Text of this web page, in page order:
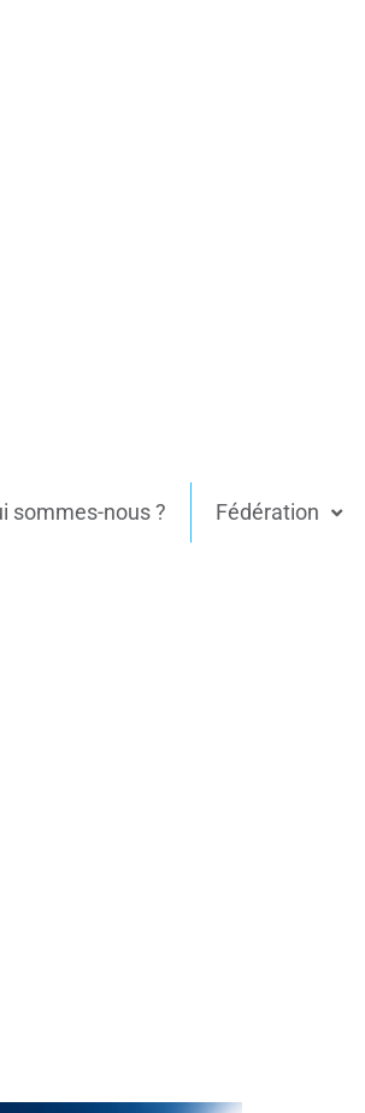
sommes-nous ? Fédération